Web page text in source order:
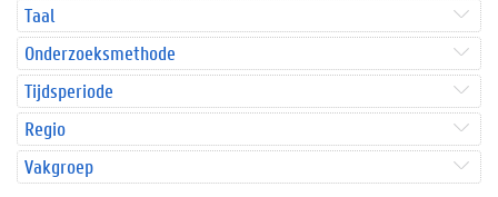
Taal
Onderzoeksmethode
Tijdsperiode
Regio
Vakgroep